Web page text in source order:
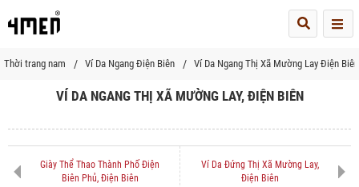
Thời trang nam Ví Da Ngang Điện Biên Ví Da Ngang Thị Xã Mường Lay Điện Biên
VÍ DA NGANG THỊ XÃ MƯỜNG LAY, ĐIỆN BIÊN
Giày Thể Thao Thành Phố Điện
Biên Phủ, Điện Biên
Ví Da Đứng Thị Xã Mường Lay,
Điện Biên